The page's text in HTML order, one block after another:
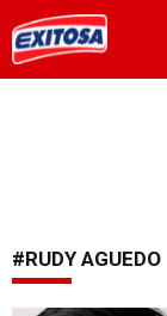
#RUDY AGUEDO